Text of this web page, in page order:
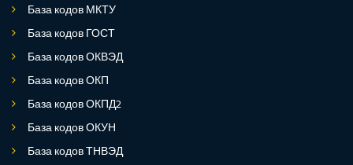
База кодов МКТУ
База кодов ГОСТ
База кодов ОКВЭД
База кодов ОКП
База кодов ОКПД2
База кодов ОКУН
База кодов ТНВЭД